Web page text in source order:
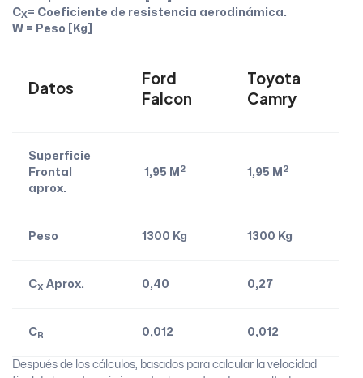
CX= Coeficiente de resistencia aerodinámica.
W = Peso [Kg]
Datos
Ford
Falcon
Toyota
Camry
Superficie
Frontal
aprox.
1,95 M 2 1,95 M 2
Peso 1300 Kg 1300 Kg
CX Aprox. 0,40 0,27
CR 0,012 0,012
Después de los cálculos, basados para calcular la velocidad